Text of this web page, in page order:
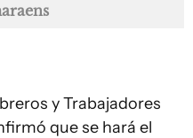
y Trabajadores
que se hará el